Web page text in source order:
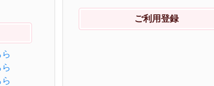
ご利用登録